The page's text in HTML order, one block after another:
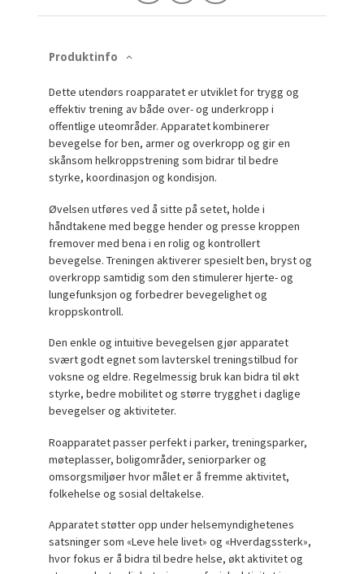
Produktinfo
Dette utendørs roapparatet er utviklet for trygg og
effektiv trening av både over- og underkropp i
offentlige uteområder. Apparatet kombinerer
bevegelse for ben, armer og overkropp og gir en
skånsom helkroppstrening som bidrar til bedre
styrke, koordinasjon og kondisjon.
Øvelsen utføres ved å sitte på setet, holde i
håndtakene med begge hender og presse kroppen
fremover med bena i en rolig og kontrollert
bevegelse. Treningen aktiverer spesielt ben, bryst og
overkropp samtidig som den stimulerer hjerte- og
lungefunksjon og forbedrer bevegelighet og
kroppskontroll.
Den enkle og intuitive bevegelsen gjør apparatet
svært godt egnet som lavterskel treningstilbud for
voksne og eldre. Regelmessig bruk kan bidra til økt
styrke, bedre mobilitet og større trygghet i daglige
bevegelser og aktiviteter.
Roapparatet passer perfekt i parker, treningsparker,
møteplasser, boligområder, seniorparker og
omsorgsmiljøer hvor målet er å fremme aktivitet,
folkehelse og sosial deltakelse.
Apparatet støtter opp under helsemyndighetenes
satsninger som «Leve hele livet» og «Hverdagssterk»,
hvor fokus er å bidra til bedre helse, økt aktivitet og